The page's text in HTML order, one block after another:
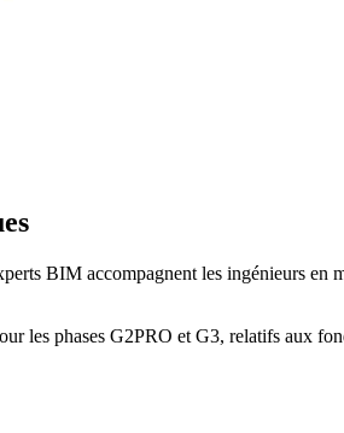
BIM accompagnent les ingénieurs en
les phases G2PRO et G3, relatifs aux